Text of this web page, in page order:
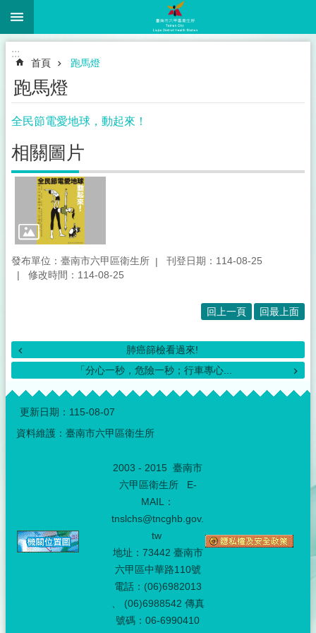
跳到主要內容區塊
:::
首頁 跑馬燈
跑馬燈
全民節電愛地球，動起來！
相關圖片
發布單位：臺南市六甲區衛生所
刊登日期：114-08-25
修改時間：114-08-25
回上一頁 回最上面
肺癌篩檢看過來!
「分心一秒，危險一秒；行車專心...
:::
更新日期： 115-08-07
資料維護：臺南市六甲區衛生所
2003 - 2015 臺南市
六甲區衛生所 E-
MAIL：
tnslchs@tncghb.gov.
tw
地址：73442 臺南市
六甲區中華路110號
電話：(06)6982013
、 (06)6988542 傳真
號碼：06-6990410